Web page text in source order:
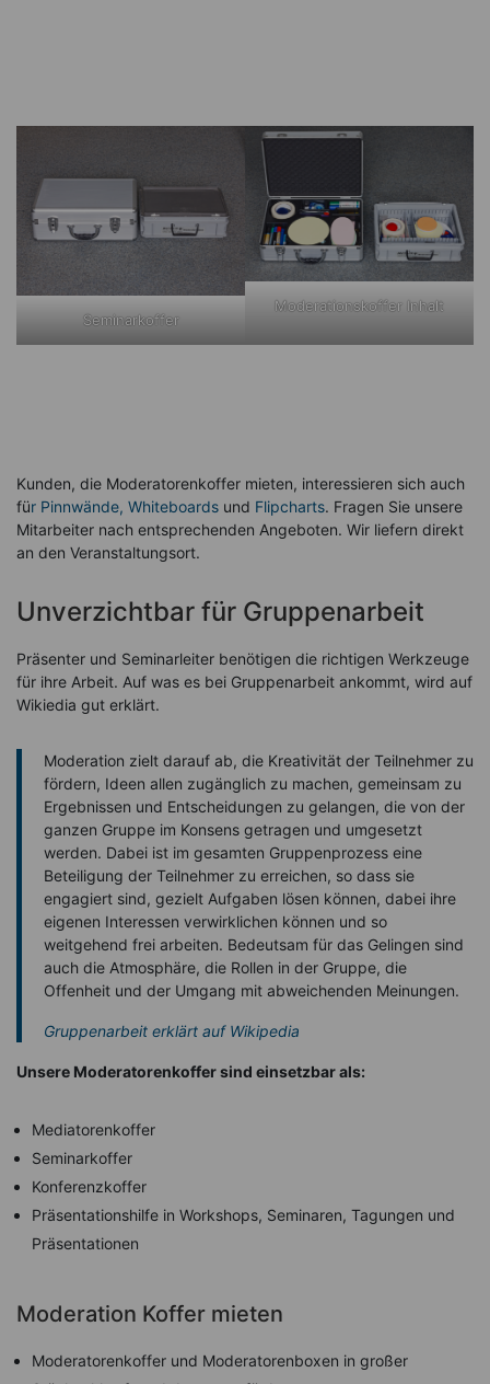
Seminarkoffer
Moderationskoffer Inhalt
Kunden, die Moderatorenkoffer mieten, interessieren sich auch
für Pinnwände, Whiteboards und Flipcharts. Fragen Sie unsere
Mitarbeiter nach entsprechenden Angeboten. Wir liefern direkt
an den Veranstaltungsort.
Unverzichtbar für Gruppenarbeit
Präsenter und Seminarleiter benötigen die richtigen Werkzeuge
für ihre Arbeit. Auf was es bei Gruppenarbeit ankommt, wird auf
Wikiedia gut erklärt.
Moderation zielt darauf ab, die Kreativität der Teilnehmer zu
fördern, Ideen allen zugänglich zu machen, gemeinsam zu
Ergebnissen und Entscheidungen zu gelangen, die von der
ganzen Gruppe im Konsens getragen und umgesetzt
werden. Dabei ist im gesamten Gruppenprozess eine
Beteiligung der Teilnehmer zu erreichen, so dass sie
engagiert sind, gezielt Aufgaben lösen können, dabei ihre
eigenen Interessen verwirklichen können und so
weitgehend frei arbeiten. Bedeutsam für das Gelingen sind
auch die Atmosphäre, die Rollen in der Gruppe, die
Offenheit und der Umgang mit abweichenden Meinungen.
Gruppenarbeit erklärt auf Wikipedia
Unsere Moderatorenkoffer sind einsetzbar als:
Mediatorenkoffer
Seminarkoffer
Konferenzkoffer
Präsentationshilfe in Workshops, Seminaren, Tagungen und
Präsentationen
Moderation Koffer mieten
Moderatorenkoffer und Moderatorenboxen in großer